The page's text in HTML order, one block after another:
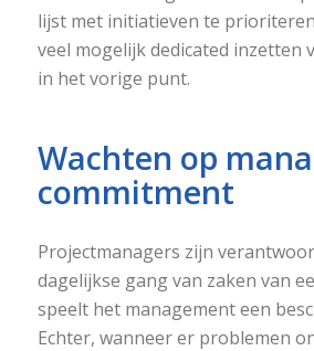
lijst met initiatieven te
veel mogelijk dedicated inzetten
in het vorige punt.
Wachten op
commitment
Projectmanagers zijn
dagelijkse gang van zaken van
speelt het management een
Echter, wanneer er problemen